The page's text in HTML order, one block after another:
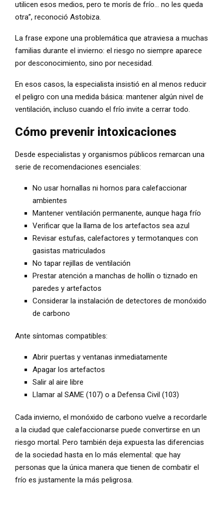
utilicen esos medios, pero te morís de frío… no les queda
otra”, reconoció Astobiza.
La frase expone una problemática que atraviesa a muchas
familias durante el invierno: el riesgo no siempre aparece
por desconocimiento, sino por necesidad.
En esos casos, la especialista insistió en al menos reducir
el peligro con una medida básica: mantener algún nivel de
ventilación, incluso cuando el frío invite a cerrar todo.
Cómo prevenir intoxicaciones
Desde especialistas y organismos públicos remarcan una
serie de recomendaciones esenciales:
No usar hornallas ni hornos para calefaccionar
ambientes
Mantener ventilación permanente, aunque haga frío
Verificar que la llama de los artefactos sea azul
Revisar estufas, calefactores y termotanques con
gasistas matriculados
No tapar rejillas de ventilación
Prestar atención a manchas de hollín o tiznado en
paredes y artefactos
Considerar la instalación de detectores de monóxido
de carbono
Ante síntomas compatibles:
Abrir puertas y ventanas inmediatamente
Apagar los artefactos
Salir al aire libre
Llamar al SAME (107) o a Defensa Civil (103)
Cada invierno, el monóxido de carbono vuelve a recordarle
a la ciudad que calefaccionarse puede convertirse en un
riesgo mortal. Pero también deja expuesta las diferencias
de la sociedad hasta en lo más elemental: que hay
personas que la única manera que tienen de combatir el
frío es justamente la más peligrosa.